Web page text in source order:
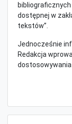
dostępnej w
tekstów”.
Jednocześnie
Redakcja
dostosowywania